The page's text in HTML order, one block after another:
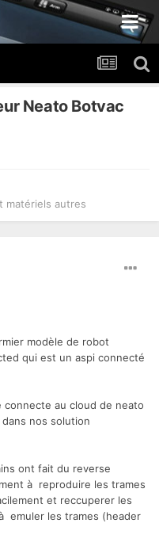
Neato Botvac
matériels autres
modèle de robot
qui est un aspi connecté
au cloud de neato
nos solution
ont fait du reverse
à reproduire les trames
et reccuperer les
emuler les trames (header